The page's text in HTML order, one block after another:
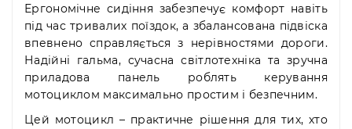
Ергономічне сидіння забезпечує комфорт навіть
під час тривалих поїздок, а збалансована підвіска
впевнено справляється з нерівностями дороги.
Надійні гальма, сучасна світлотехніка та зручна
приладова панель роблять керування
мотоциклом максимально простим і безпечним.
Цей мотоцикл – практичне рішення для тих, хто